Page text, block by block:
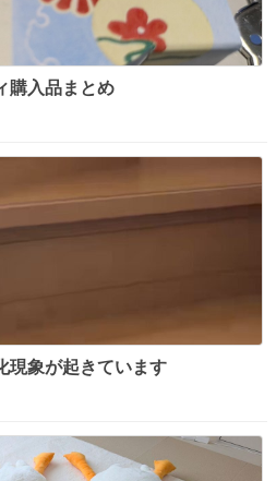
購入品まとめ
現象が起きています